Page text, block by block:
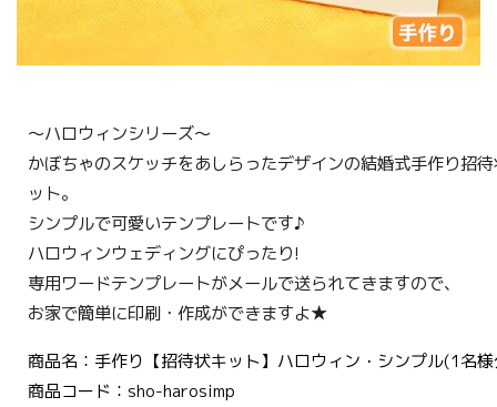
〜ハロウィンシリーズ〜
かぼちゃのスケッチをあしらったデザインの結婚式手作り招
ット。
シンプルで可愛いテンプレートです♪
ハロウィンウェディングにぴったり!
専用ワードテンプレートがメールで送られてきますので、
お家で簡単に印刷・作成ができますよ★
商品名：手作り【招待状キット】ハロウィン・シンプル(1名
商品コード：sho-harosimp